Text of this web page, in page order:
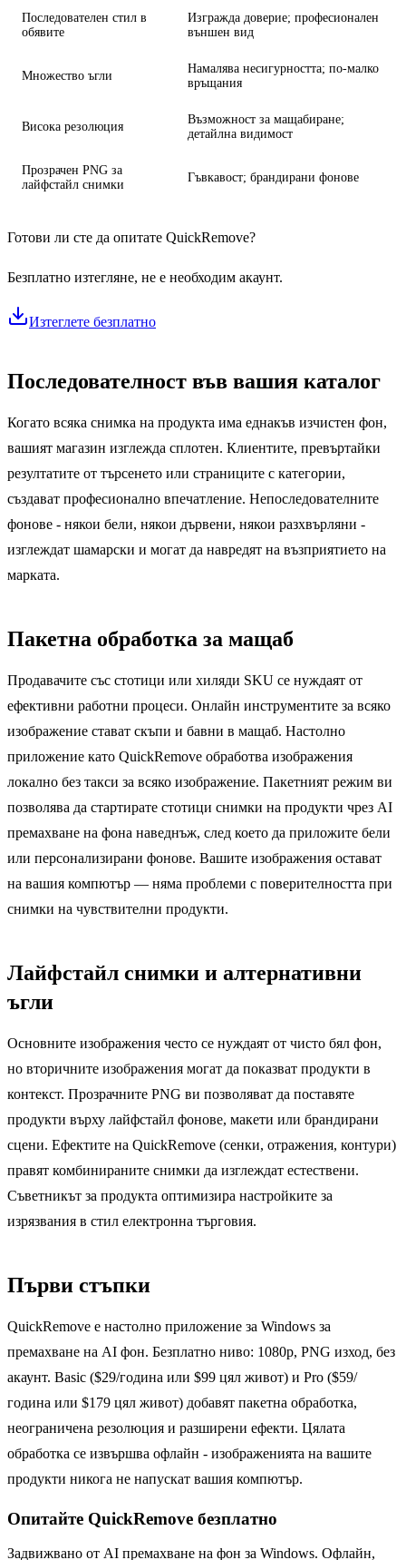
Последователен стил в
обявите
Изгражда доверие; професионален
външен вид
Множество ъгли
Намалява несигурността; по-малко
връщания
Висока резолюция
Възможност за мащабиране;
детайлна видимост
Прозрачен PNG за
лайфстайл снимки
Гъвкавост; брандирани фонове
Готови ли сте да опитате QuickRemove?
Безплатно изтегляне, не е необходим акаунт.
Изтеглете безплатно
Последователност във вашия каталог
Когато всяка снимка на продукта има еднакъв изчистен фон,
вашият магазин изглежда сплотен. Клиентите, превъртайки
резултатите от търсенето или страниците с категории,
създават професионално впечатление. Непоследователните
фонове - някои бели, някои дървени, някои разхвърляни -
изглеждат шамарски и могат да навредят на възприятието на
марката.
Пакетна обработка за мащаб
Продавачите със стотици или хиляди SKU се нуждаят от
ефективни работни процеси. Онлайн инструментите за всяко
изображение стават скъпи и бавни в мащаб. Настолно
приложение като QuickRemove обработва изображения
локално без такси за всяко изображение. Пакетният режим ви
позволява да стартирате стотици снимки на продукти чрез AI
премахване на фона наведнъж, след което да приложите бели
или персонализирани фонове. Вашите изображения остават
на вашия компютър — няма проблеми с поверителността при
снимки на чувствителни продукти.
Лайфстайл снимки и алтернативни
ъгли
Основните изображения често се нуждаят от чисто бял фон,
но вторичните изображения могат да показват продукти в
контекст. Прозрачните PNG ви позволяват да поставяте
продукти върху лайфстайл фонове, макети или брандирани
сцени. Ефектите на QuickRemove (сенки, отражения, контури)
правят комбинираните снимки да изглеждат естествени.
Съветникът за продукта оптимизира настройките за
изрязвания в стил електронна търговия.
Първи стъпки
QuickRemove е настолно приложение за Windows за
премахване на AI фон. Безплатно ниво: 1080p, PNG изход, без
акаунт. Basic ($29/година или $99 цял живот) и Pro ($59/
година или $179 цял живот) добавят пакетна обработка,
неограничена резолюция и разширени ефекти. Цялата
обработка се извършва офлайн - изображенията на вашите
продукти никога не напускат вашия компютър.
Опитайте QuickRemove безплатно
Задвижвано от AI премахване на фон за Windows. Офлайн,